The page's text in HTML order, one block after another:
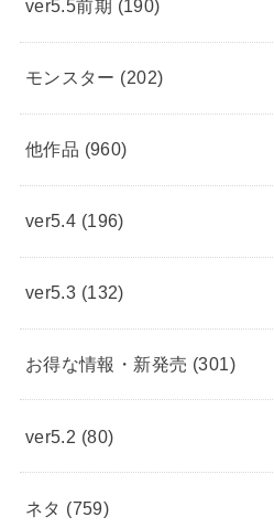
ver5.5前期 (190)
モンスター (202)
他作品 (960)
ver5.4 (196)
ver5.3 (132)
お得な情報・新発売 (301)
ver5.2 (80)
ネタ (759)